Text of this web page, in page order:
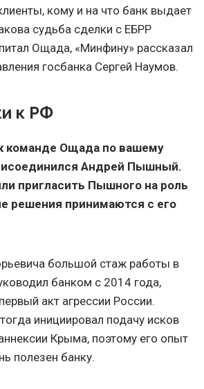
кому и на что банк выдает
судьба сделки с ЕБРР
Ощада, «Минфину» рассказал
госбанка Сергей Наумов.
к РФ
команде Ощада по вашему
Андрей Пышный.
пригласить Пышного на роль
решения принимаются с его
большой стаж работы в
банком с 2014 года,
акт агрессии России.
инициировал подачу исков
Крыма, поэтому его опыт
полезен банку.